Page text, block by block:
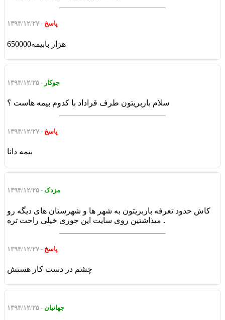
پاسخ - ۱۳۹۴/۱۲/۲۷
650000هزار بابیمه
جوکار - ۱۳۹۴/۱۲/۲۵
سلام باربریتون طرف قراداد با کدوم بیمه هاست ؟
پاسخ - ۱۳۹۴/۱۲/۲۷
بیمه دانا
مزدک - ۱۳۹۴/۱۲/۲۵
کاش حدود تعرفه باربریتون به شهر ها و شهرستان های دیگه رو
میذاشتین روی سایت این جوری خیلی راحت تره .
پاسخ - ۱۳۹۴/۱۲/۲۷
چشم در دست کار هستش
جهانیان - ۱۳۹۴/۱۲/۲۵